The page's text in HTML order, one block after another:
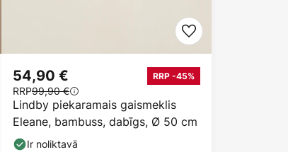
Lindby piekaramais gaismeklis
Eleane, bambuss, dabīgs, Ø 50 cm
54,90 € RRP -45%
RRP99,90 €
Ir noliktavā